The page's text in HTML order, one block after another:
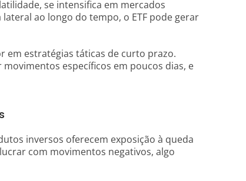
se intensifica em mercados
ao longo do tempo, o ETF pode gerar
em estratégias táticas de curto prazo.
específicos em poucos dias, e
inversos oferecem exposição à queda
com movimentos negativos, algo